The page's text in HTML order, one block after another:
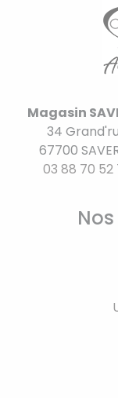
Magasin
34
67700
03 88 70 52